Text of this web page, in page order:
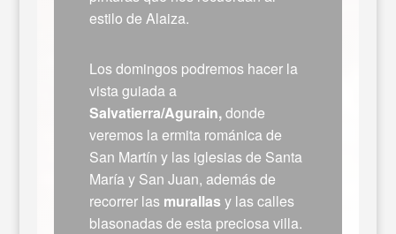
estilo de Alaiza.
Los domingos podremos hacer la
vista guiada a
Salvatierra/Agurain,donde
veremos la ermita románica de
San Martín y las iglesias de Santa
María y San Juan, además de
recorrer las murallas y las calles
blasonadas de esta preciosa villa.